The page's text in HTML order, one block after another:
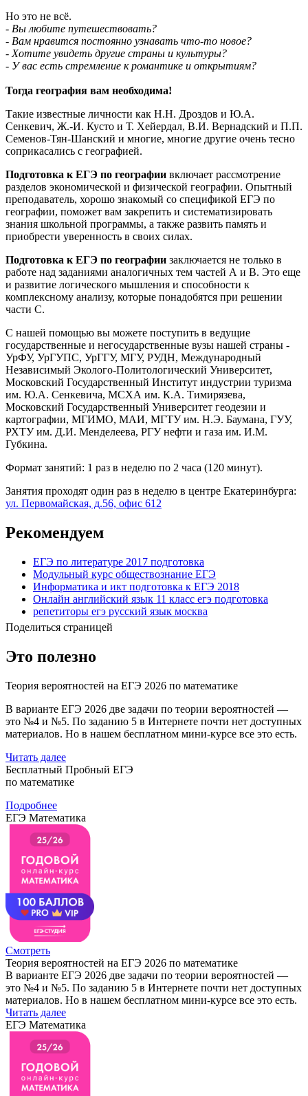
Но это не всё.
- Вы любите путешествовать?
- Вам нравится постоянно узнавать что-то новое?
- Хотите увидеть другие страны и культуры?
- У вас есть стремление к романтике и открытиям?
Тогда география вам необходима!
Такие известные личности как Н.Н. Дроздов и Ю.А.
Сенкевич, Ж.-И. Кусто и Т. Хейердал, В.И. Вернадский и П.П.
Семенов-Тян-Шанский и многие, многие другие очень тесно
соприкасались с географией.
Подготовка к ЕГЭ по географии включает рассмотрение
разделов экономической и физической географии. Опытный
преподаватель, хорошо знакомый со спецификой ЕГЭ по
географии, поможет вам закрепить и систематизировать
знания школьной программы, а также развить память и
приобрести уверенность в своих силах.
Подготовка к ЕГЭ по географии заключается не только в
работе над заданиями аналогичных тем частей А и В. Это еще
и развитие логического мышления и способности к
комплексному анализу, которые понадобятся при решении
части С.
С нашей помощью вы можете поступить в ведущие
государственные и негосударственные вузы нашей страны -
УрФУ, УрГУПС, УрГГУ, МГУ, РУДН, Международный
Независимый Эколого-Политологический Университет,
Московский Государственный Институт индустрии туризма
им. Ю.А. Сенкевича, МСХА им. К.А. Тимирязева,
Московский Государственный Университет геодезии и
картографии, МГИМО, МАИ, МГТУ им. Н.Э. Баумана, ГУУ,
РХТУ им. Д.И. Менделеева, РГУ нефти и газа им. И.М.
Губкина.
Формат занятий: 1 раз в неделю по 2 часа (120 минут).
Занятия проходят один раз в неделю в центре Екатеринбурга:
ул. Первомайская, д.56, офис 612
Рекомендуем
ЕГЭ по литературе 2017 подготовка
Модульный курс обществознание ЕГЭ
Информатика и икт подготовка к ЕГЭ 2018
Онлайн английский язык 11 класс егэ подготовка
репетиторы егэ русский язык москва
Поделиться страницей
Это полезно
Теория вероятностей на ЕГЭ 2026 по математике
В варианте ЕГЭ 2026 две задачи по теории вероятностей —
это №4 и №5. По заданию 5 в Интернете почти нет доступных
материалов. Но в нашем бесплатном мини-курсе все это есть.
Читать далее
Бесплатный Пробный ЕГЭ
по математике
Подробнее
ЕГЭ Математика
Смотреть
Теория вероятностей на ЕГЭ 2026 по математике
В варианте ЕГЭ 2026 две задачи по теории вероятностей —
это №4 и №5. По заданию 5 в Интернете почти нет доступных
материалов. Но в нашем бесплатном мини-курсе все это есть.
Читать далее
ЕГЭ Математика